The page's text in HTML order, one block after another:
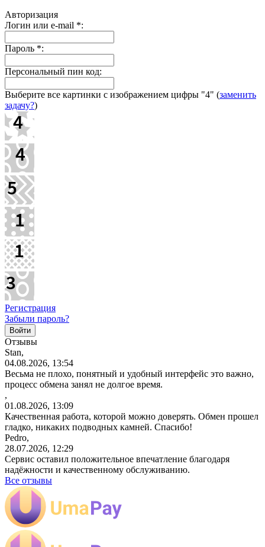
Авторизация
Логин или e-mail *:
Пароль *:
Персональный пин код:
Выберите все картинки с изображением цифры "4" (заменить
задачу?)
Регистрация
Забыли пароль?
Отзывы
Stan,
04.08.2026, 13:54
Весьма не плохо, понятный и удобный интерфейс это важно,
процесс обмена занял не долгое время.
,
01.08.2026, 13:09
Качественная работа, которой можно доверять. Обмен прошел
гладко, никаких подводных камней. Спасибо!
Pedro,
28.07.2026, 12:29
Сервис оставил положительное впечатление благодаря
надёжности и качественному обслуживанию.
Все отзывы